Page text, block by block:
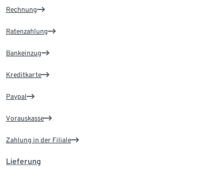
Rechnung
Ratenzahlung
Bankeinzug
Kreditkarte
Paypal
Vorauskasse
Zahlung in der Filiale
Lieferung